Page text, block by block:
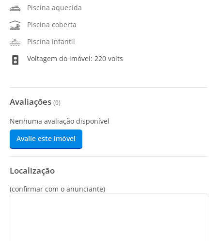
Piscina aquecida
Piscina coberta
Piscina infantil
Voltagem do imóvel: 220 volts
Avaliações (0)
Nenhuma avaliação disponível
Avalie este imóvel
Localização
(confirmar com o anunciante)